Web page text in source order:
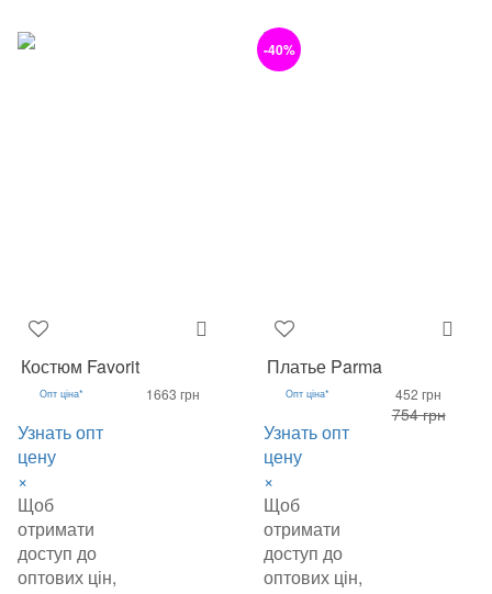
Костюм Favorit
Опт ціна*
Узнать опт
цену
×
Щоб
отримати
доступ до
оптових цін,
1663 грн
-40%
Платье Parma
Опт ціна*
Узнать опт
цену
×
Щоб
отримати
доступ до
оптових цін,
452 грн
754 грн